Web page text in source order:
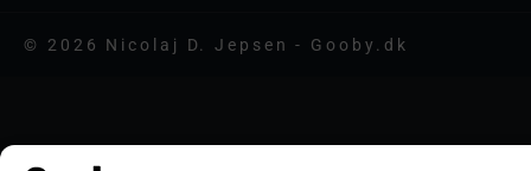
© 2026 Nicolaj D. Jepsen - Gooby.dk